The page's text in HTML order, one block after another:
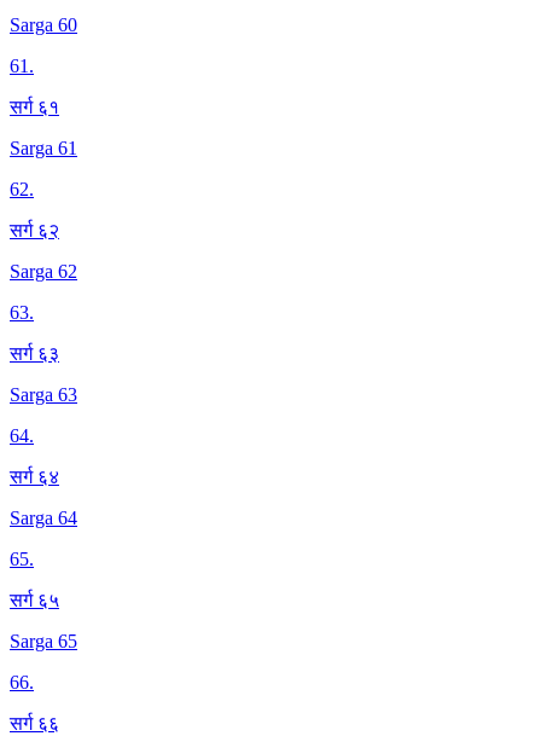
Sarga 60
61.
सर्ग ६१
Sarga 61
62.
सर्ग ६२
Sarga 62
63.
सर्ग ६३
Sarga 63
64.
सर्ग ६४
Sarga 64
65.
सर्ग ६५
Sarga 65
66.
सर्ग ६६